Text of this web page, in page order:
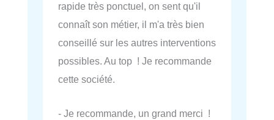
rapide très ponctuel, on sent qu'il
connaît son métier, il m'a très bien
conseillé sur les autres interventions
possibles. Au top ! Je recommande
cette société.
- Je recommande, un grand merci !